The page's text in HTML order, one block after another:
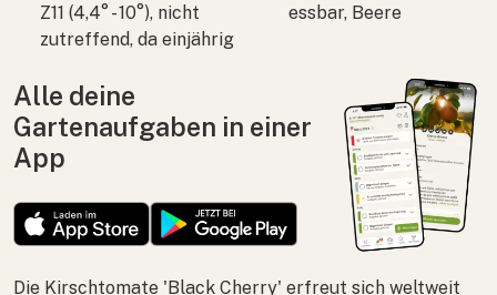
Z11 (4,4° - 10°), nicht
zutreffend, da einjährig
essbar, Beere
Alle deine
Gartenaufgaben in einer
App
Die Kirschtomate 'Black Cherry' erfreut sich weltweit